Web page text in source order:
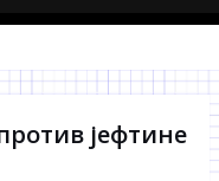
јефтине